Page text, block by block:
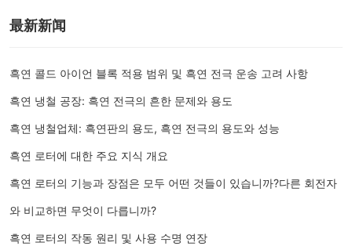
最新新闻
흑연 콜드 아이언 블록 적용 범위 및 흑연 전극 운송 고려 사항
흑연 냉철 공장: 흑연 전극의 흔한 문제와 용도
흑연 냉철업체: 흑연판의 용도, 흑연 전극의 용도와 성능
흑연 로터에 대한 주요 지식 개요
흑연 로터의 기능과 장점은 모두 어떤 것들이 있습니까?다른 회전자
와 비교하면 무엇이 다릅니까?
흑연 로터의 작동 원리 및 사용 수명 연장